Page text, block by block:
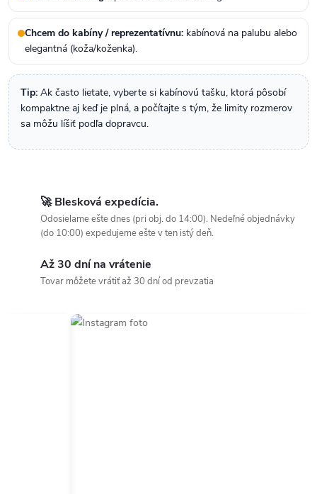
Chcem do kabíny / reprezentatívnu: kabínová na palubu alebo
elegantná (koža/koženka).
Tip: Ak často lietate, vyberte si kabínovú tašku, ktorá pôsobí
kompaktne aj keď je plná, a počítajte s tým, že limity rozmerov
sa môžu líšiť podľa dopravcu.
🚀 Blesková expedícia.
Odosielame ešte dnes (pri obj. do 14:00). Nedeľné objednávky
(do 10:00) expedujeme ešte v ten istý deň.
Až 30 dní na vrátenie
Tovar môžete vrátiť až 30 dní od prevzatia